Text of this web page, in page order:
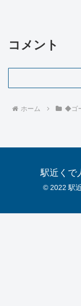
コメント
ホーム ◆ゴ
駅近くで
© 2022 駅